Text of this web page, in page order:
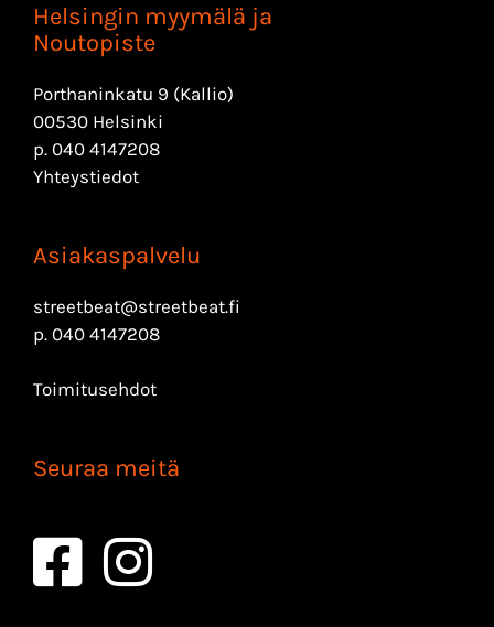
Helsingin myymälä ja
Noutopiste
Porthaninkatu 9 (Kallio)
00530 Helsinki
p. 040 4147208
Yhteystiedot
Asiakaspalvelu
streetbeat@streetbeat.fi
p. 040 4147208
Toimitusehdot
Seuraa meitä